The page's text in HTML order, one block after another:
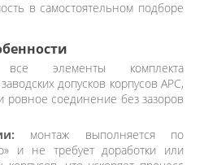
в самостоятельном подборе
элементы комплекта
допусков корпусов APC,
ровное соединение без зазоров
монтаж выполняется по
и не требует доработки или